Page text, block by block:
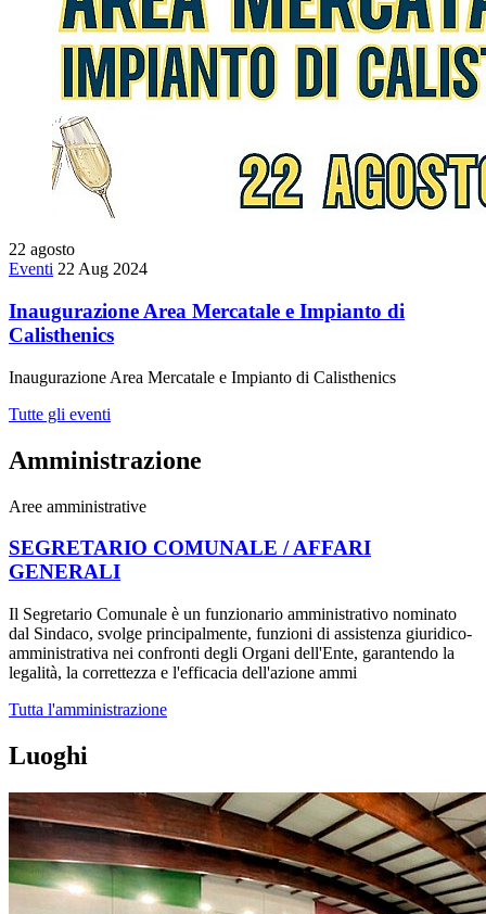
22 agosto
Eventi 22 Aug 2024
Inaugurazione Area Mercatale e Impianto di
Calisthenics
Inaugurazione Area Mercatale e Impianto di Calisthenics
Tutte gli eventi
Amministrazione
Aree amministrative
SEGRETARIO COMUNALE / AFFARI
GENERALI
Il Segretario Comunale è un funzionario amministrativo nominato
dal Sindaco, svolge principalmente, funzioni di assistenza giuridico-
amministrativa nei confronti degli Organi dell'Ente, garantendo la
legalità, la correttezza e l'efficacia dell'azione ammi
Tutta l'amministrazione
Luoghi